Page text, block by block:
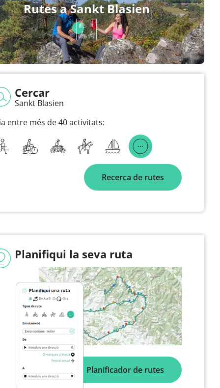
Rutes a Sankt Blasien
Cercar
Sankt Blasien
entre més de 40 activitats:
Recerca de rutes
Planifiqui la seva ruta
Planificador de rutes